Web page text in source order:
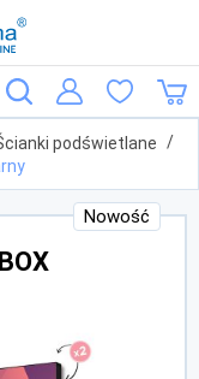
podświetlane
Nowość